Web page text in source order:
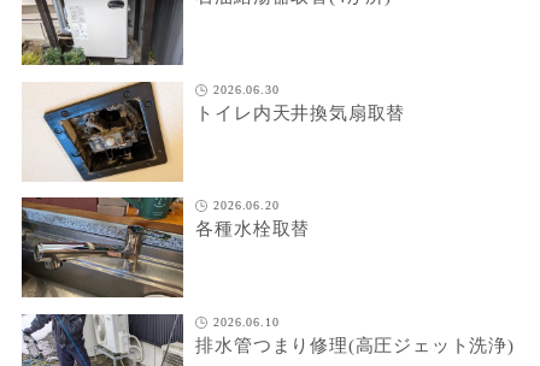
2026.06.30
トイレ内天井換気扇取替
2026.06.20
各種水栓取替
2026.06.10
排水管つまり修理(高圧ジェット洗浄)